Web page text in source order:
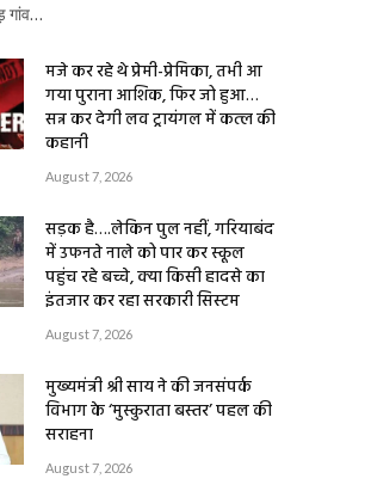
गांव…
मजे कर रहे थे प्रेमी-प्रेमिका, तभी आ
गया पुराना आशिक, फिर जो हुआ…
सन्न कर देगी लव ट्रायंगल में कत्ल की
कहानी
August 7, 2026
सड़क है….लेकिन पुल नहीं, गरियाबंद
में उफनते नाले को पार कर स्कूल
पहुंच रहे बच्चे, क्या किसी हादसे का
इंतजार कर रहा सरकारी सिस्टम
August 7, 2026
मुख्यमंत्री श्री साय ने की जनसंपर्क
विभाग के ‘मुस्कुराता बस्तर’ पहल की
सराहना
August 7, 2026